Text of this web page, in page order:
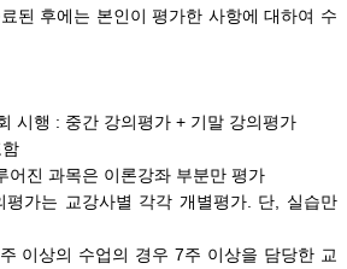
된 후에는 본인이 평가한 사항에 대하여 수
시행 : 중간 강의평가 + 기말 강의평가
어진 과목은 이론강좌 부분만 평가
가는 교강사별 각각 개별평가. 단, 실습만
이상의 수업의 경우 7주 이상을 담당한 교